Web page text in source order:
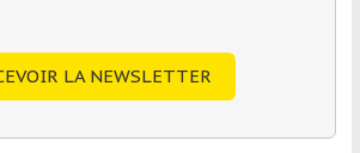
LA NEWSLETTER